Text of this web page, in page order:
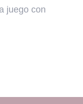
juego con